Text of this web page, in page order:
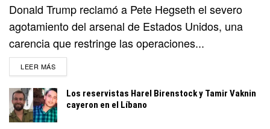
Donald Trump reclamó a Pete Hegseth el severo
agotamiento del arsenal de Estados Unidos, una
carencia que restringe las operaciones...
LEER MÁSDETAILS
Los reservistas Harel Birenstock y Tamir Vaknin
cayeron en el Líbano